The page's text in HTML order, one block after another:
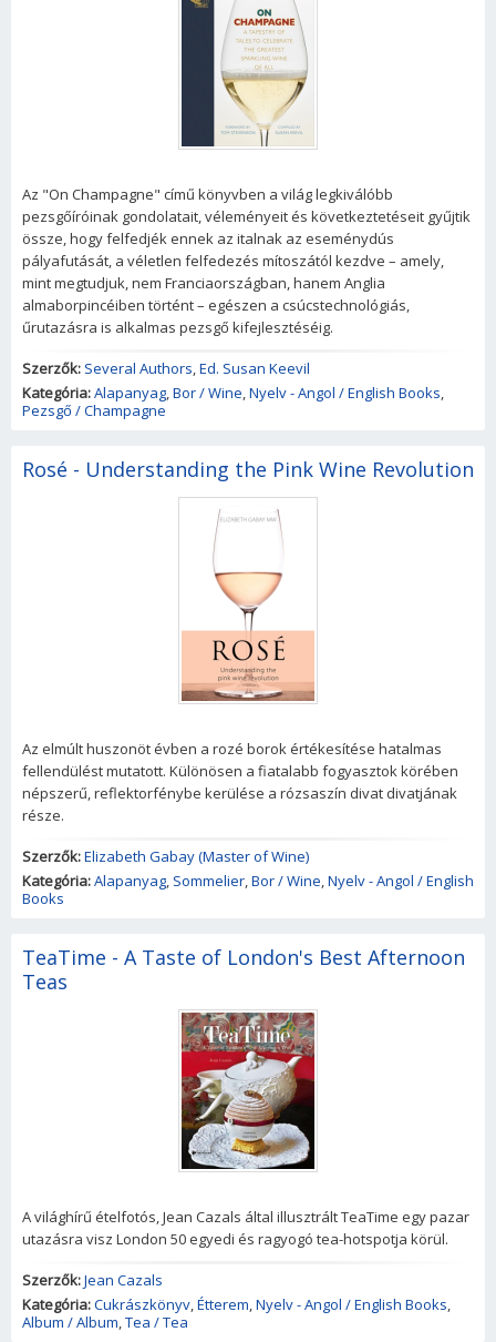
Az "On Champagne" című könyvben a világ legkiválóbb
pezsgőíróinak gondolatait, véleményeit és következtetéseit gyűjtik
össze, hogy felfedjék ennek az italnak az eseménydús
pályafutását, a véletlen felfedezés mítoszától kezdve – amely,
mint megtudjuk, nem Franciaországban, hanem Anglia
almaborpincéiben történt – egészen a csúcstechnológiás,
űrutazásra is alkalmas pezsgő kifejlesztéséig.
Szerzők: Several Authors,Ed. Susan Keevil
Kategória:Alapanyag,Bor / Wine,Nyelv - Angol / English Books,
Pezsgő / Champagne
Rosé - Understanding the Pink Wine Revolution
Az elmúlt huszonöt évben a rozé borok értékesítése hatalmas
fellendülést mutatott. Különösen a fiatalabb fogyasztok körében
népszerű, reflektorfénybe kerülése a rózsaszín divat divatjának
része.
Szerzők:Elizabeth Gabay (Master of Wine)
Kategória:Alapanyag, Sommelier,Bor / Wine,Nyelv - Angol / English
Books
TeaTime - A Taste of London's Best Afternoon
Teas
A világhírű ételfotós, Jean Cazals által illusztrált TeaTime egy pazar
utazásra visz London 50 egyedi és ragyogó tea-hotspotja körül.
Szerzők:Jean Cazals
Kategória:Cukrászkönyv,Étterem,Nyelv - Angol / English Books,
Album / Album,Tea / Tea